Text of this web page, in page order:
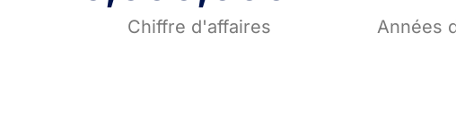
Chiffre d'affaires Années